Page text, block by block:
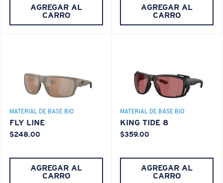
AGREGAR AL
CARRO
AGREGAR AL
CARRO
MATERIAL DE BASE BIO
FLY LINE
$248.00
AGREGAR AL
CARRO
MATERIAL DE BASE BIO
KING TIDE 8
$359.00
AGREGAR AL
CARRO